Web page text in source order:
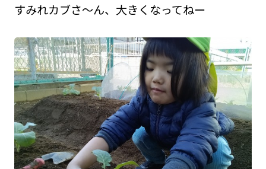
すみれカブさ～ん、大きくなってねー